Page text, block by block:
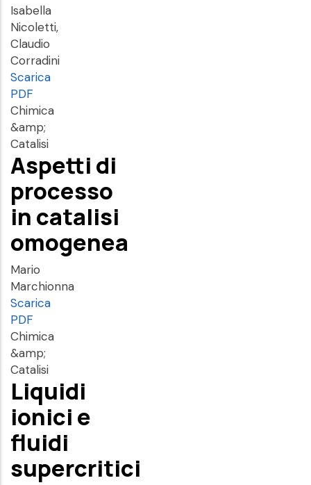
Isabella
Nicoletti,
Claudio
Corradini
Scarica
PDF
Chimica
&amp;
Catalisi
Aspetti di
processo
in catalisi
omogenea
Mario
Marchionna
Scarica
PDF
Chimica
&amp;
Catalisi
Liquidi
ionici e
fluidi
supercritici